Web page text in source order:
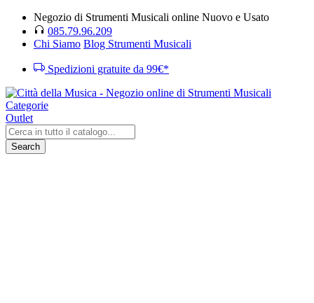
Negozio di Strumenti Musicali online Nuovo e Usato
085.79.96.209
Chi Siamo Blog Strumenti Musicali
Spedizioni gratuite da 99€*
Categorie
Outlet
Search